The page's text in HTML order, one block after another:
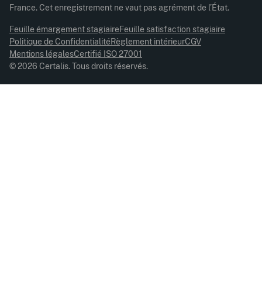
France. Cet enregistrement ne vaut pas agrément de l’État.
© 2026 Certalis. Tous droits réservés.
Feuille émargement stagiaireFeuille satisfaction stagiaire
Politique de ConfidentialitéRèglement intérieurCGV
Mentions légalesCertifié ISO 27001